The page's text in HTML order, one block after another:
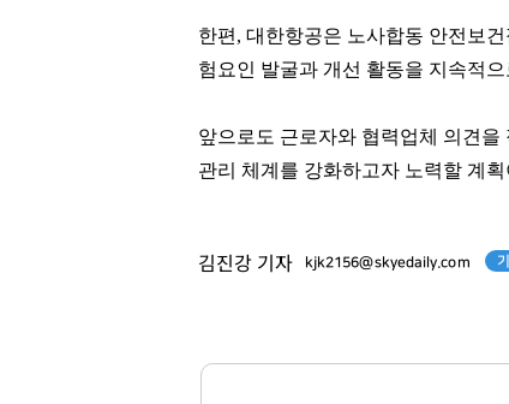
한편, 대한항공은 노사합동 안전보
험요인 발굴과 개선 활동을 지속적
앞으로도 근로자와 협력업체 의견
관리 체계를 강화하고자 노력할 계획
김진강 기자 kjk2156@skyedaily.com